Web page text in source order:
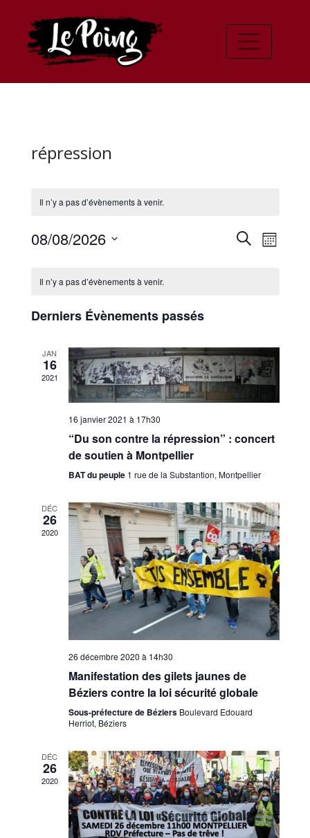
répression
Il n’y a pas d’évènements à venir.
vues
Recherche
Mois
08/08/2026
date.
Calendrier
Évènements
Il n’y a pas d’évènements à venir.
Derniers Évènements passés
JAN
16
2021
16 janvier 2021 à 17h30
“Du son contre la répression” : concert
de soutien à Montpellier
BAT du peuple 1 rue de la Substantion, Montpellier
DÉC
26
2020
26 décembre 2020 à 14h30
Manifestation des gilets jaunes de
Béziers contre la loi sécurité globale
Sous-préfecture de Béziers Boulevard Edouard
Herriot, Béziers
DÉC
26
2020